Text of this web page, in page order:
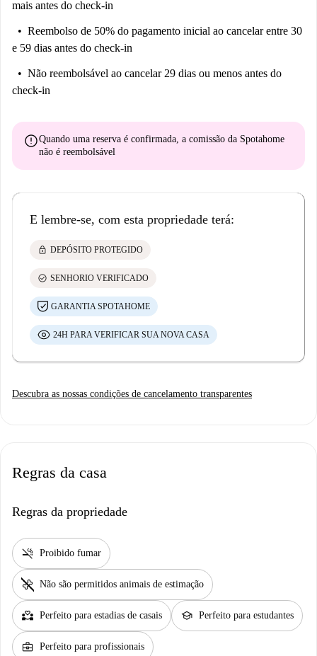
gestione organizzativa della prenotazione, assistenza e supporto. Da
[ENG] - 300€ including: drafting and registration of the contract,
booking management and coordination, assistance and support. To be
NB. After the booking is confirmed, you will be contact directly by
Spotahome's partner that manages property. It will request payment of
the security deposit and first month of services (case these doesn't
mais antes do check-in
Reembolso de 50% do pagamento inicial ao cancelar entre 30
e 59 dias antes do check-in
Não reembolsável ao cancelar 29 dias ou menos antes do
check-in
errorQuando uma reserva é confirmada, a comissão da Spotahome
não é reembolsável
E lembre-se, com esta propriedade terá:
lock DEPÓSITO PROTEGIDO
check_circle SENHORIO VERIFICADO
GARANTIA SPOTAHOME
24H PARA VERIFICAR SUA NOVA CASA
Descubra as nossas condições de cancelamento transparentes
Regras da casa
Regras da propriedade
smoke_free Proibido fumar
pet_supplies Não são permitidos animais de estimação
partner_heart Perfeito para estadias de casais school Perfeito para estudantes
business_center Perfeito para profissionais